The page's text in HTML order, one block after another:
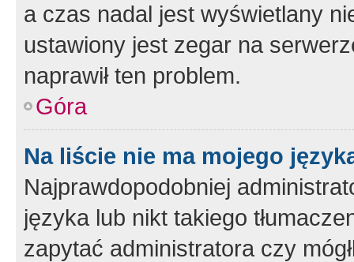
a czas nadal jest wyświetlany
ustawiony jest zegar na
naprawił ten problem.
Góra
Na liście nie ma mojego
Najprawdopodobniej
języka lub nikt takiego
zapytać administratora czy